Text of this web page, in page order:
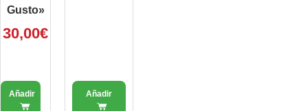
Gusto»
30,00€